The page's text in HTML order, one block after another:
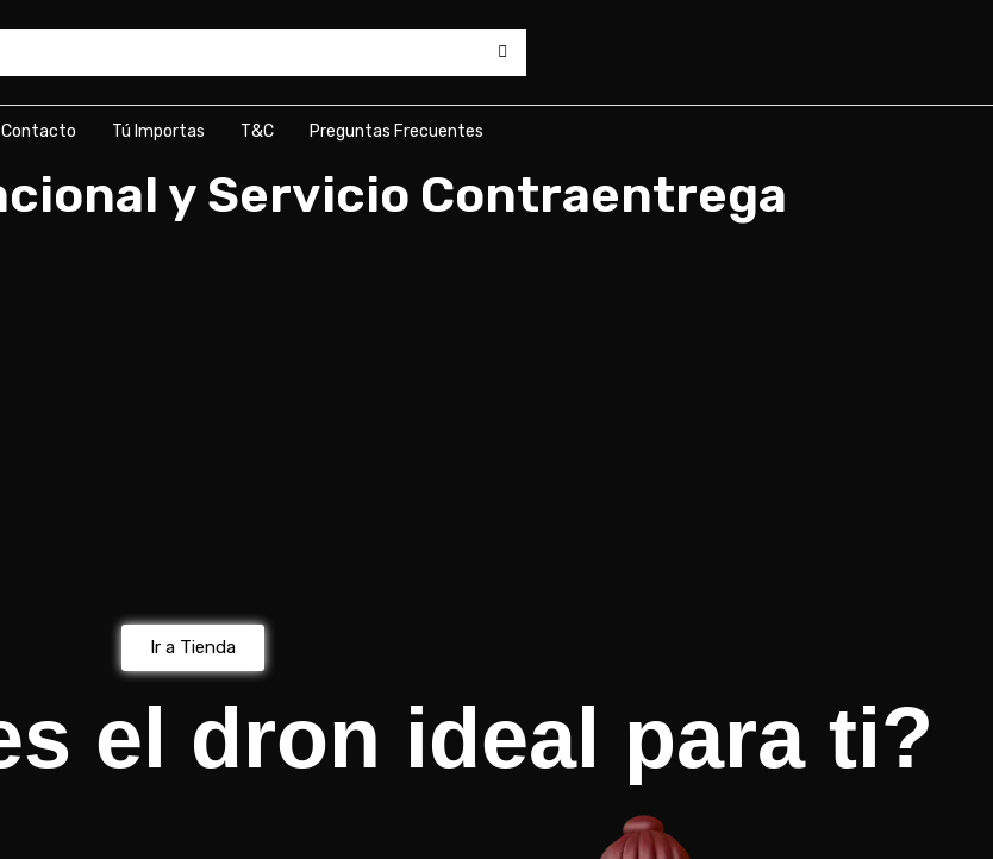
Contacto Tú Importas T&C Preguntas Frecuentes
y Servicio Contraentrega
Ir a Tienda
el dron ideal para ti?​